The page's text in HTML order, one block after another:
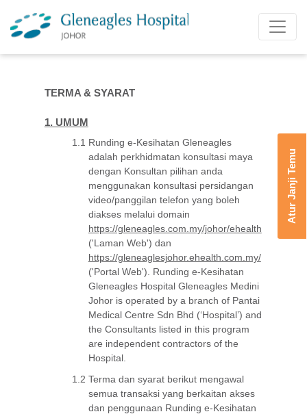
TERMA & SYARAT
1. UMUM
1.1 Runding e-Kesihatan Gleneagles
adalah perkhidmatan konsultasi maya
dengan Konsultan pilihan anda
menggunakan konsultasi persidangan
video/panggilan telefon yang boleh
diakses melalui domain
https://gleneagles.com.my/johor/ehealth
('Laman Web') dan
https://gleneaglesjohor.ehealth.com.my/
('Portal Web'). Runding e-Kesihatan
Gleneagles Hospital Gleneagles Medini
Johor is operated by a branch of Pantai
Medical Centre Sdn Bhd (‘Hospital’) and
the Consultants listed in this program
are independent contractors of the
Hospital.
1.2 Terma dan syarat berikut mengawal
semua transaksi yang berkaitan akses
dan penggunaan Runding e-Kesihatan
Atur Janji Temu